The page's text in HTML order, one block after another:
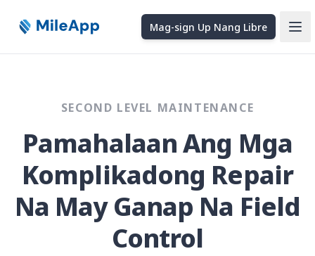
Mag-sign Up Nang Libre
SECOND LEVEL MAINTENANCE
Pamahalaan Ang Mga
Komplikadong Repair
Na May Ganap Na Field
Control